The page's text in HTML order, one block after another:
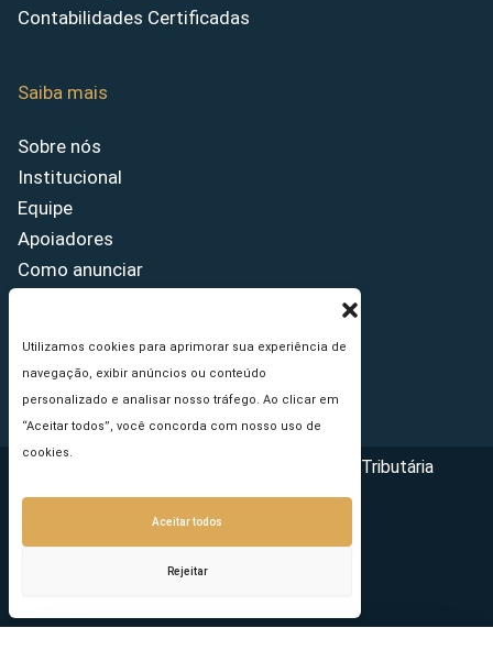
Utilizamos cookies para aprimorar sua experiência de
navegação, exibir anúncios ou conteúdo
personalizado e analisar nosso tráfego. Ao clicar em
“Aceitar todos”, você concorda com nosso uso de
cookies.
Aceitar todos
Rejeitar
Contabilidades Certificadas
Saiba mais
Sobre nós
Institucional
Equipe
Apoiadores
Como anunciar
Princípios Editoriais
Copyright © 2026 - Portal da Reforma Tributária